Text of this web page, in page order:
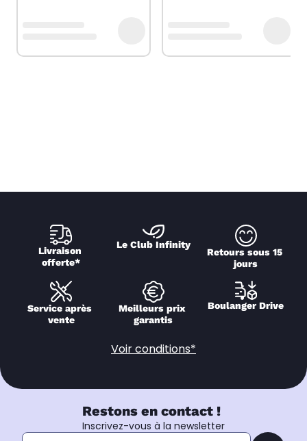
Livraison
offerte*
Le Club Infinity
Retours sous 15
jours
Service après
vente
Meilleurs prix
garantis
Boulanger Drive
Voir conditions*
Restons en contact !
Inscrivez-vous à la newsletter